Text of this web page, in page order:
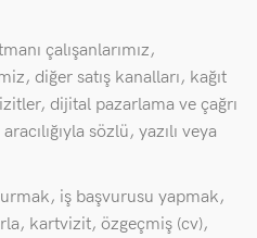
çalışanlarımız,
diğer satış kanalları, kağıt
dijital pazarlama ve çağrı
sözlü, yazılı veya
iş başvurusu yapmak,
kartvizit, özgeçmiş (cv),